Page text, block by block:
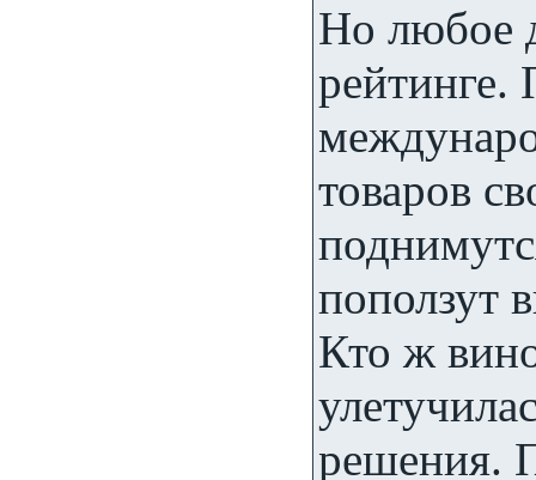
Но любое
рейтинге.
товаров
поползут
Кто ж
решения.